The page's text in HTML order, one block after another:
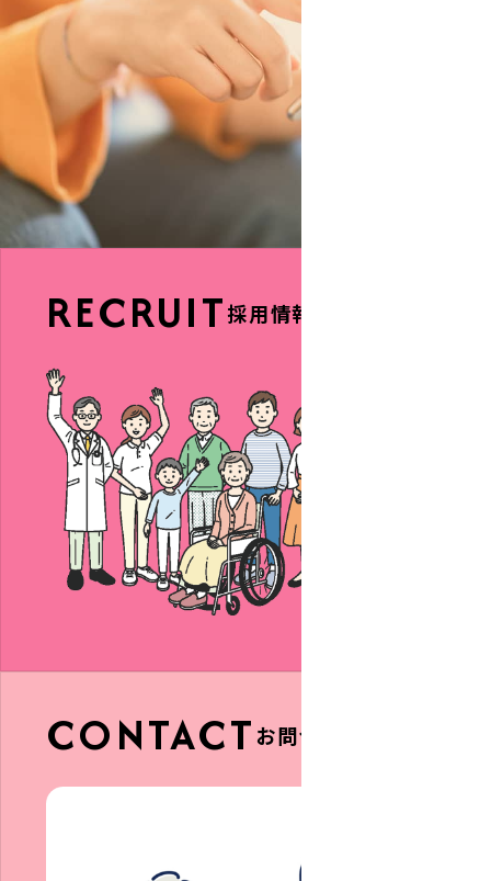
RECRUIT採用情報
CONTACTお問合せ